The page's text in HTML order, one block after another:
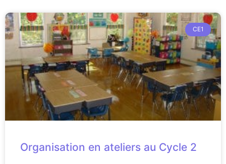
CE1
Organisation en ateliers au Cycle 2